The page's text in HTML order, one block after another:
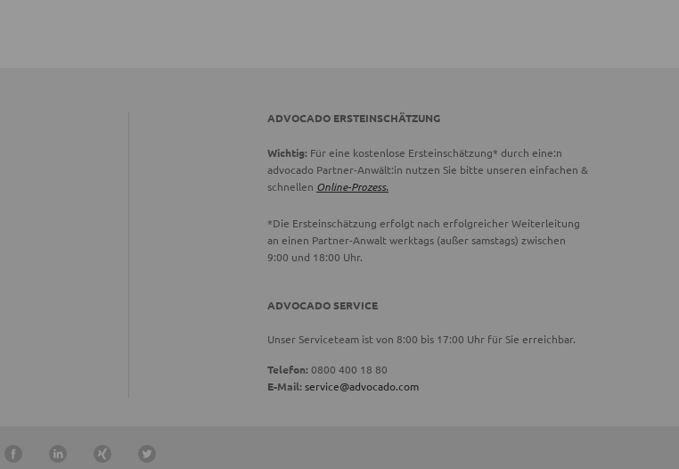
ADVOCADO ERSTEINSCHÄTZUNG
Wichtig: Für eine kostenlose Ersteinschätzung* durch eine:n
advocado Partner-Anwält:in nutzen Sie bitte unseren einfachen &
schnellen Online-Prozess.
*Die Ersteinschätzung erfolgt nach erfolgreicher Weiterleitung
an einen Partner-Anwalt werktags (außer samstags) zwischen
9:00 und 18:00 Uhr.
ADVOCADO SERVICE
Unser Serviceteam ist von 8:00 bis 17:00 Uhr für Sie erreichbar.
Telefon:0800 400 18 80
E-Mail:service@advocado.com